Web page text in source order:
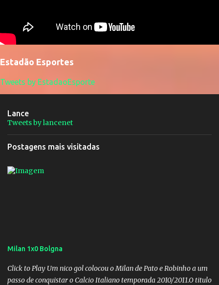
Estadão Esportes
Tweets by EstadaoEsporte
Lance
Tweets by lancenet
Postagens mais visitadas
Milan 1x0 Bolgna
Click to Play Um nico gol colocou o Milan de Pato e Robinho a um
passo de conquistar o Calcio Italiano temporada 2010/2011.O titulo